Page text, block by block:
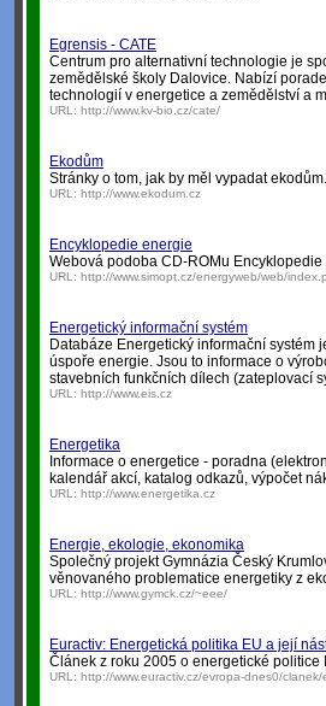
Egrensis - CATE
Centrum pro alternativní technologie je
zemědělské školy Dalovice. Nabízí
technologií v energetice a zemědělství a
URL: http://www.kv-bio.cz/cate/
Ekodům
Stránky o tom, jak by měl vypadat
URL: http://www.ekodum.cz
Encyklopedie energie
Webová podoba CD-ROMu
URL: http://www.simopt.cz/energyweb/web/
Energetický informační systém
Databáze Energetický informační systém
úspoře energie. Jsou to informace o
stavebních funkčních dílech (zateplovací
URL: http://www.eis.cz
Energetika
Informace o energetice - poradna
kalendář akcí, katalog odkazů, výpočet
URL: http://www.energetika.cz
Energie, ekologie, ekonomika
Společný projekt Gymnázia Český
věnovaného problematice energetiky z
URL: http://www.gymck.cz/~eee/
Euractiv: Energetická politika EU a její
Článek z roku 2005 o energetické politice
URL: http://www.euractiv.cz/evropa-dnes0/clanek/